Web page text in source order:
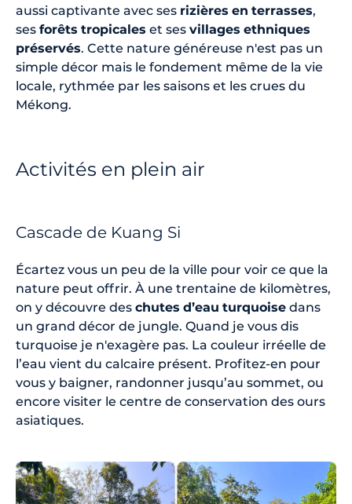
aussi captivante avec ses rizières en terrasses,
ses forêts tropicales et ses villages ethniques
préservés. Cette nature généreuse n'est pas un
simple décor mais le fondement même de la vie
locale, rythmée par les saisons et les crues du
Mékong.
Activités en plein air
Cascade de Kuang Si
Écartez vous un peu de la ville pour voir ce que la
nature peut offrir. À une trentaine de kilomètres,
on y découvre des chutes d’eau turquoise dans
un grand décor de jungle. Quand je vous dis
turquoise je n'exagère pas. La couleur irréelle de
l’eau vient du calcaire présent. Profitez-en pour
vous y baigner, randonner jusqu’au sommet, ou
encore visiter le centre de conservation des ours
asiatiques.